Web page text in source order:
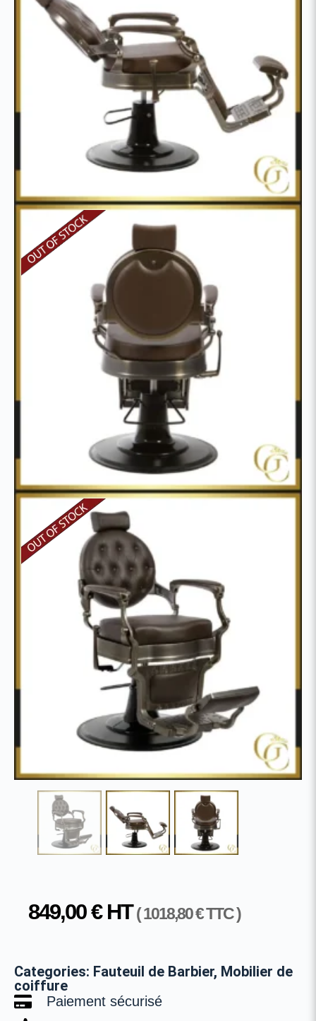
849,00€HT (1018,80€TTC )
Categories: Fauteuil de Barbier, Mobilier de
coiffure
Paiement sécurisé